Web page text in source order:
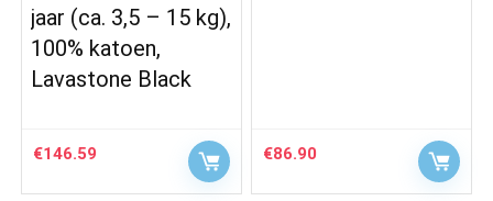
jaar (ca. 3,5 – 15 kg),
100% katoen,
Lavastone Black
€146.59 €86.90